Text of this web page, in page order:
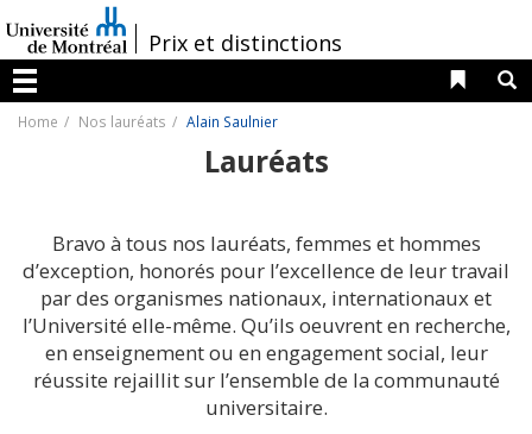
au
contenu
/Prix et distinctions
Menu
Liens
Home Nos lauréats Alain Saulnier
Lauréats
Bravo à tous nos lauréats, femmes et hommes
d’exception, honorés pour l’excellence de leur travail
par des organismes nationaux, internationaux et
l’Université elle-même. Qu’ils oeuvrent en recherche,
en enseignement ou en engagement social, leur
réussite rejaillit sur l’ensemble de la communauté
universitaire.